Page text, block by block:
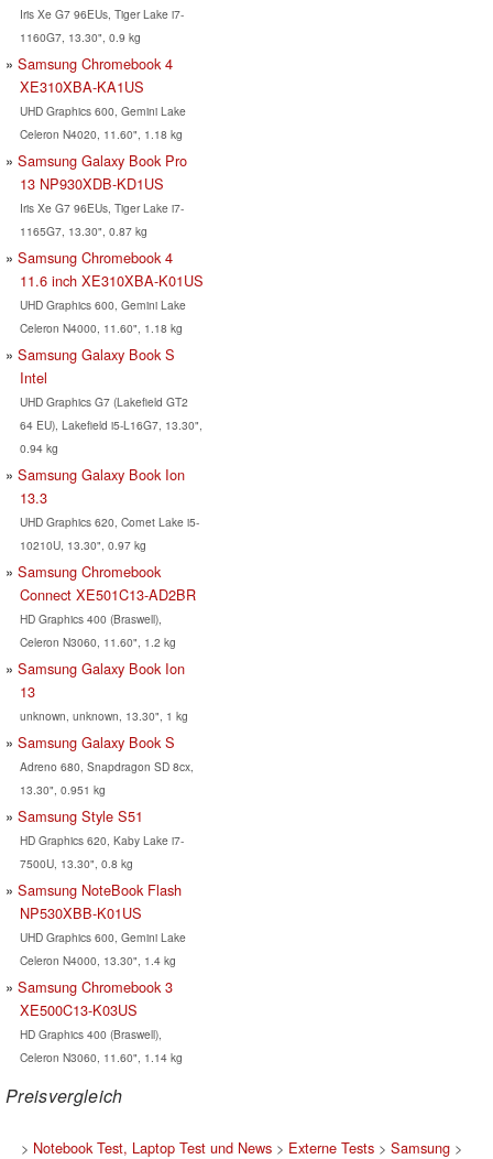
Iris Xe G7 96EUs, Tiger Lake i7-
1160G7, 13.30", 0.9 kg
Samsung Chromebook 4
XE310XBA-KA1US
UHD Graphics 600, Gemini Lake
Celeron N4020, 11.60", 1.18 kg
Samsung Galaxy Book Pro
13 NP930XDB-KD1US
Iris Xe G7 96EUs, Tiger Lake i7-
1165G7, 13.30", 0.87 kg
Samsung Chromebook 4
11.6 inch XE310XBA-K01US
UHD Graphics 600, Gemini Lake
Celeron N4000, 11.60", 1.18 kg
Samsung Galaxy Book S
Intel
UHD Graphics G7 (Lakefield GT2
64 EU), Lakefield i5-L16G7, 13.30",
0.94 kg
Samsung Galaxy Book Ion
13.3
UHD Graphics 620, Comet Lake i5-
10210U, 13.30", 0.97 kg
Samsung Chromebook
Connect XE501C13-AD2BR
HD Graphics 400 (Braswell),
Celeron N3060, 11.60", 1.2 kg
Samsung Galaxy Book Ion
13
unknown, unknown, 13.30", 1 kg
Samsung Galaxy Book S
Adreno 680, Snapdragon SD 8cx,
13.30", 0.951 kg
Samsung Style S51
HD Graphics 620, Kaby Lake i7-
7500U, 13.30", 0.8 kg
Samsung NoteBook Flash
NP530XBB-K01US
UHD Graphics 600, Gemini Lake
Celeron N4000, 13.30", 1.4 kg
Samsung Chromebook 3
XE500C13-K03US
HD Graphics 400 (Braswell),
Celeron N3060, 11.60", 1.14 kg
Preisvergleich
> Notebook Test, Laptop Test und News> Externe Tests> Samsung>